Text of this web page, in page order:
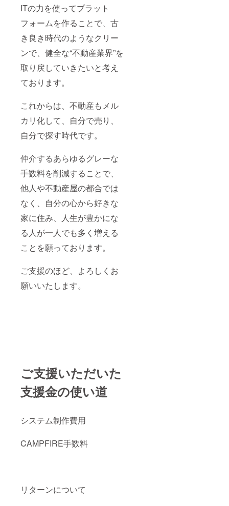
ITの力を使ってプラット
フォームを作ることで、古
き良き時代のようなクリー
ンで、健全な“不動産業界”を
取り戻していきたいと考え
ております。
これからは、不動産もメル
カリ化して、自分で売り、
自分で探す時代です。
仲介するあらゆるグレーな
手数料を削減することで、
他人や不動産屋の都合では
なく、自分の心から好きな
家に住み、人生が豊かにな
る人が一人でも多く増える
ことを願っております。
ご支援のほど、よろしくお
願いいたします。
ご支援いただいた
支援金の使い道
システム制作費用
CAMPFIRE手数料
リターンについて